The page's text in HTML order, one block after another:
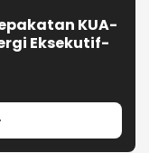
KUA-
Eksekutif-